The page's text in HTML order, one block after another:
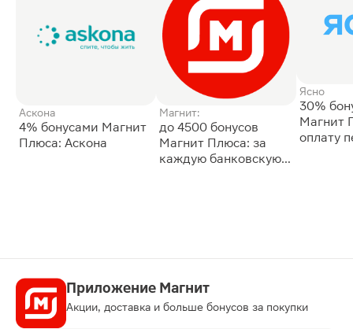
Аскона
4% бонусами Магнит
Плюса: Аскона
Магнит:
до 4500 бонусов
Магнит Плюса: за
каждую банковскую
Ясно
30%
Магнит
оплату
Приложение Магнит
Акции, доставка и больше бонусов за покупки